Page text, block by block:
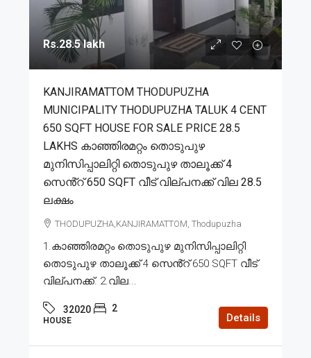
Rs.28.5 lakh
KANJIRAMATTOM THODUPUZHA
MUNICIPALITY THODUPUZHA TALUK 4 CENT
650 SQFT HOUSE FOR SALE PRICE 28.5
LAKHS കാഞ്ഞിരമറ്റം തൊടുപുഴ
മുനിസിപ്പാലിറ്റി തൊടുപുഴ താലൂക്ക് 4
സെൻ്റ് 650 SQFT വീട് വില്പനക്ക് വില 28.5
ലക്ഷം
THODUPUZHA,KANJIRAMATTOM, Thodupuzha
1.കാഞ്ഞിരമറ്റം തൊടുപുഴ മുനിസിപ്പാലിറ്റി
തൊടുപുഴ താലൂക്ക് 4 സെൻ്റ് 650 SQFT വീട്
വില്പനക്ക്. 2.വില...
32020 2
HOUSE Details